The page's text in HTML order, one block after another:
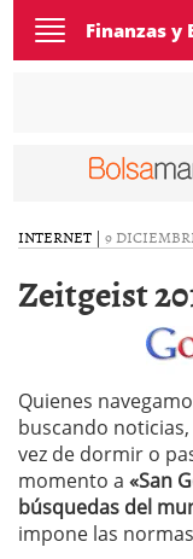
Toggle
navigation
Finanzas y
INTERNET | 9
Zeitgeist
Quienes
buscando
vez de dormir o
momento a «San
búsquedas del
impone las